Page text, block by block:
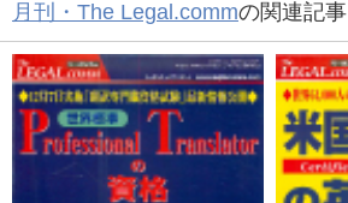
月刊・The Legal.commの関連記事